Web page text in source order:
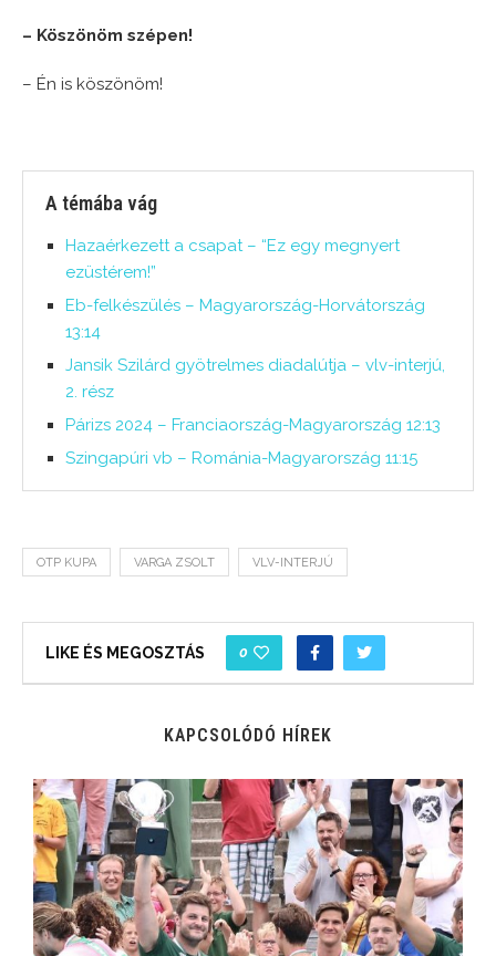
– Köszönöm szépen!
– Én is köszönöm!
A témába vág
Hazaérkezett a csapat – “Ez egy megnyert
ezüstérem!”
Eb-felkészülés – Magyarország-Horvátország
13:14
Jansik Szilárd gyötrelmes diadalútja – vlv-interjú,
2. rész
Párizs 2024 – Franciaország-Magyarország 12:13
Szingapúri vb – Románia-Magyarország 11:15
OTP KUPA VARGA ZSOLT VLV-INTERJÚ
LIKE ÉS MEGOSZTÁS 0
KAPCSOLÓDÓ HÍREK